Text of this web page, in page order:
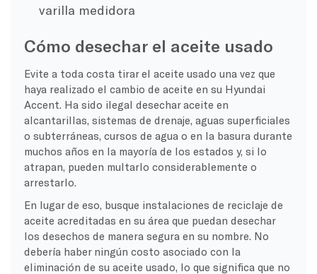
varilla medidora
Cómo desechar el aceite usado
Evite a toda costa tirar el aceite usado una vez que
haya realizado el cambio de aceite en su Hyundai
Accent. Ha sido ilegal desechar aceite en
alcantarillas, sistemas de drenaje, aguas superficiales
o subterráneas, cursos de agua o en la basura durante
muchos años en la mayoría de los estados y, si lo
atrapan, pueden multarlo considerablemente o
arrestarlo.
En lugar de eso, busque instalaciones de reciclaje de
aceite acreditadas en su área que puedan desechar
los desechos de manera segura en su nombre. No
debería haber ningún costo asociado con la
eliminación de su aceite usado, lo que significa que no